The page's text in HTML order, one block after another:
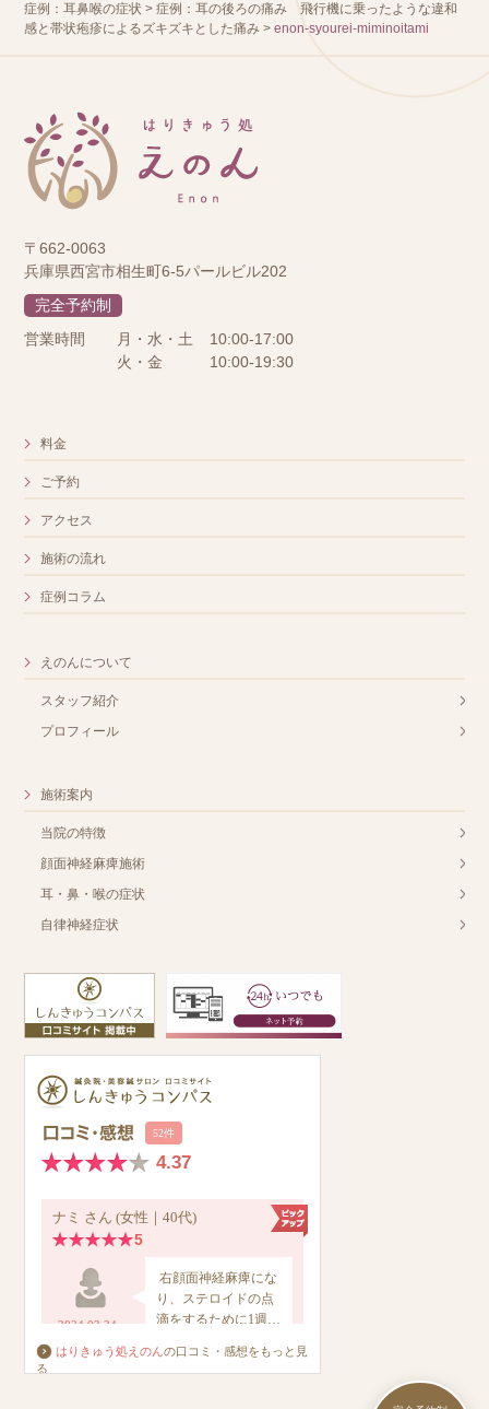
症例：耳鼻喉の症状 >症例：耳の後ろの痛み 飛行機に乗ったような違和
感と帯状疱疹によるズキズキとした痛み >enon-syourei-miminoitami
〒662-0063
兵庫県西宮市相生町6-5パールビル202
完全予約制
営業時間
月・水・土
10:00-17:00
火・金
10:00-19:30
料金
ご予約
アクセス
施術の流れ
症例コラム
えのんについて
スタッフ紹介
プロフィール
施術案内
当院の特徴
顔面神経麻痺施術
耳・鼻・喉の症状
自律神経症状
はりきゅう処えのんの口コミ・感想をもっと見
る